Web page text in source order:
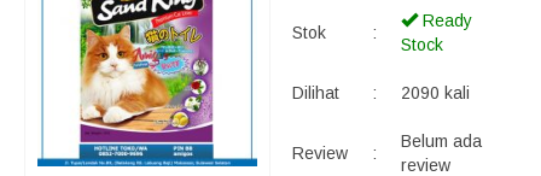
Stok :
Ready
Stock
Dilihat : 2090 kali
Review :
Belum ada
review